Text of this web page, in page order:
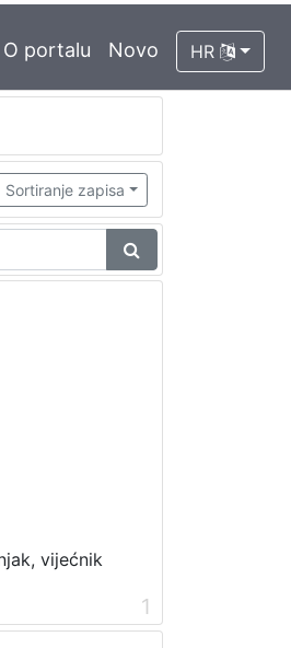
O portalu Novo HR
Sortiranje zapisa
vijećnik
1